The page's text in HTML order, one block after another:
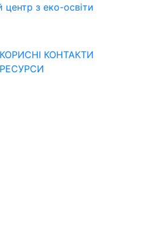
центр з еко-освіти
КОРИСНІ
РЕСУРСИ
КОНТАКТИ